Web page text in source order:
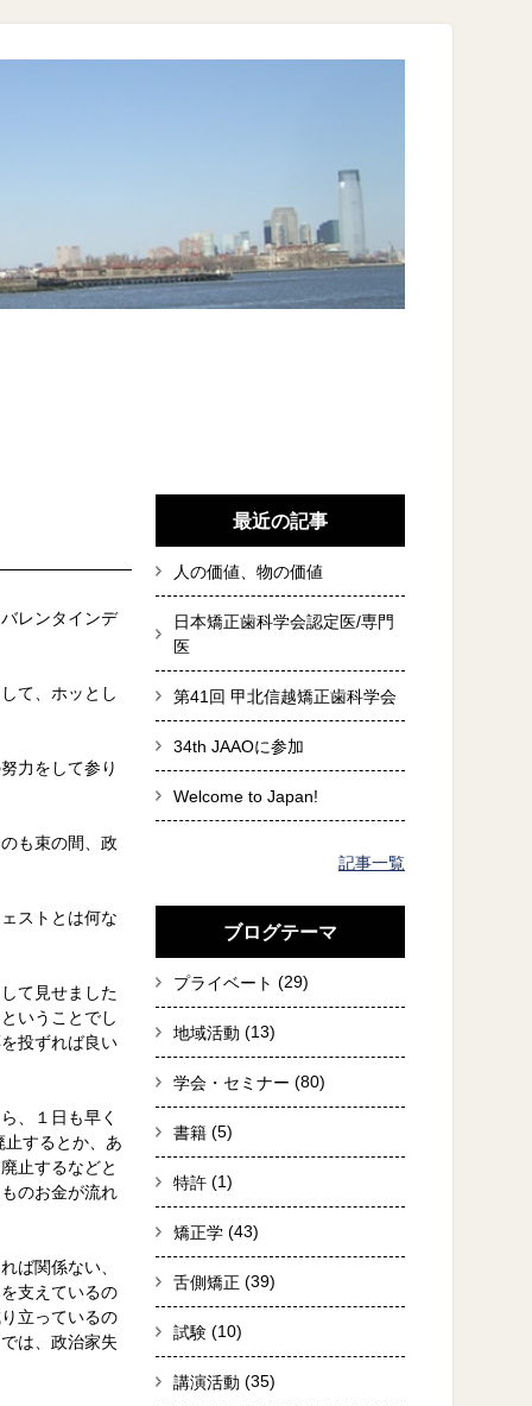
レンタインデ
て、ホッとし
力をして参り
も束の間、政
ストとは何な
て見せました
いうことでし
投ずれば良い
、１日も早く
するとか、あ
止するなどと
のお金が流れ
ば関係ない、
支えているの
立っているの
は、政治家失
最近の記事
人の価値、物の価値
日本矯正歯科学会認定医/専門
医
第41回 甲北信越矯正歯科学会
34th JAAOに参加
Welcome to Japan!
記事一覧
ブログテーマ
プライベート (29)
地域活動 (13)
学会・セミナー (80)
書籍 (5)
特許 (1)
矯正学 (43)
舌側矯正 (39)
試験 (10)
講演活動 (35)